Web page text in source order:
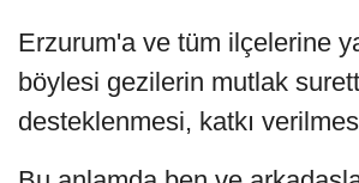
Erzurum'a ve tüm ilçelerine
böylesi gezilerin mutlak
desteklenmesi, katkı